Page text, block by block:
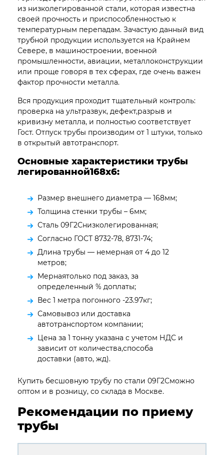
из низколегированной стали, которая известна
своей прочность и приспособленностью к
температурным перепадам. Зачастую данный вид
трубной продукции используется на Крайнем
Севере, в машиностроении, военной
промышленности, авиации, металлоконструкции
или проще говоря в тех сферах, где очень важен
фактор прочности металла.
Вся продукция проходит тщательный контроль:
проверка на ультразвук, дефект,разрыв и
кривизну металла, и полностью соответствует
Гост. Отпуск трубы производим от 1 штуки, только
в открытый автотранспорт.
Основные характеристики трубы
легированной168х6:
Размер внешнего диаметра — 168мм;
Толщина стенки трубы – 6мм;
Сталь 09Г2Снизколегированная;
Согласно ГОСТ 8732-78, 8731-74;
Длина трубы — немерная от 4 до 12
метров;
Мернаятолько под заказ, за
определенный % доплаты;
Вес 1 метра погонного -23.97кг;
Самовывоз или доставка
автотранспортом компании;
Цена за 1 тонну указана с учетом НДС и
зависит от количества,способа
доставки (авто, жд).
Купить бесшовную трубу по стали 09Г2Сможно
оптом и в розницу, со склада в Москве.
Рекомендации по приему
трубы